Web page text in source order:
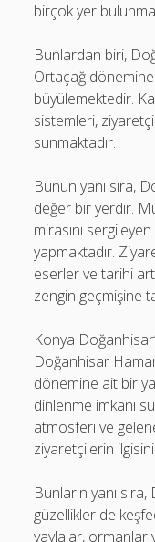
birçok yer
Bunlardan biri,
Ortaçağ dönemine
büyülemektedir.
sistemleri,
sunmaktadır.
Bunun yanı sıra,
değer bir yerdir.
mirasını
yapmaktadır.
eserler ve tarihi
zengin geçmişine
Konya
Doğanhisar
dönemine ait bir
dinlenme imkanı
atmosferi ve
ziyaretçilerin
Bunların yanı
güzellikler de
yaylalar, ormanlar